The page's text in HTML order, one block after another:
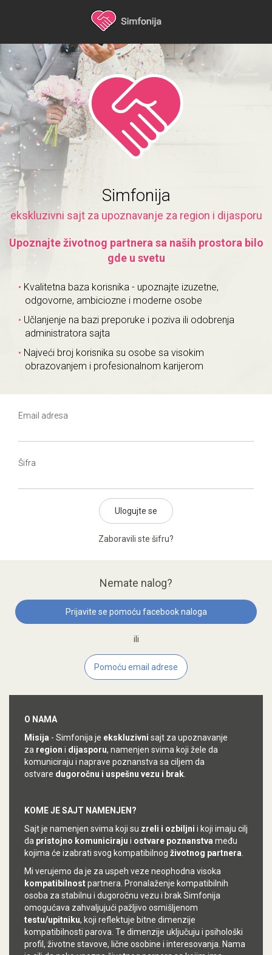
Simfonija
ekskluzivni sajt za upoznavanje za region i dijasporu
Upoznajte životnog partnera sa naših prostora bilo
gde u svetu
Kvalitetna baza korisnika - upoznajte izuzetne,
odgovorne, ambiciozne i moderne osobe
Učlanjenje na bazi preporuke i poziva ili odobrenja
administratora sajta
Najveći broj korisnika su osobe sa visokim
obrazovanjem i profesionalnom karijerom
Email adresa
Šifra
Ulogujte se
Zaboravili ste šifru?
Nemate nalog?
Prijavite se pomoću facebook naloga
ili
Pomoću email adrese
O NAMA
Misija - Simfonija je ekskluzivni sajt za upoznavanje
za region i dijasporu, namenjen svima koji žele da
komuniciraju i naprave poznanstva sa ciljem da
ostvare dugoročnu i uspešnu vezu i brak
KOME JE SAJT NAMENJEN?
Sajt je namenjen svima koji su zreli i ozbiljni i koji imaju cilj
da pristojno komuniciraju i ostvare poznanstva među
kojima će izabrati svog kompatibilnog životnog partnera
Mi verujemo da je za uspeh veze neophodna visoka
kompatibilnostpartnera Pronalaženje kompatibilnih
osoba za stabilnu i dugoročnu vezu i brak Simfonija
omogućava zahvaljujući pažljivo osmišljenom
testu/upitniku, koji reflektuje bitne dimenzije
kompatibilnosti parova. Te dimenzije uključuju i psihološki
profil, životne stavove, lične osobine i interesovanja. Nama